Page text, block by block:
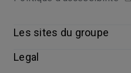
Les sites du groupe
Legal